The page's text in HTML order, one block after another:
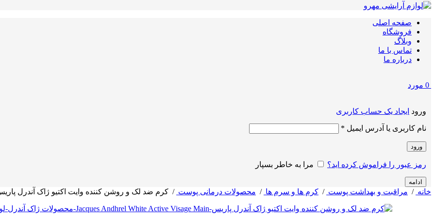
صفحه اصلی
فروشگاه
وبلاگ
تماس با ما
درباره ما
0 مورد
ورود ایجاد یک حساب کاربری
نام کاربری یا آدرس ایمیل *
ورود
رمز عبور را فراموش کرده اید؟ مرا به خاطر بسپار
ادامه
خانه / مراقبت و بهداشت پوست / کرم ها و سرم ها / محصولات درمانی پوست / کرم ضد لک و روشن کننده وایت اکتیو ژاک آندرل